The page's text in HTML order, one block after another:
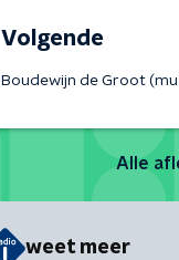
Volgende
Boudewijn de Groot
Alle
weet meer